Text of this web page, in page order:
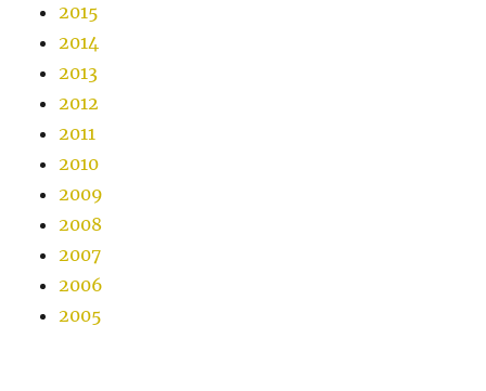
2015
2014
2013
2012
2011
2010
2009
2008
2007
2006
2005